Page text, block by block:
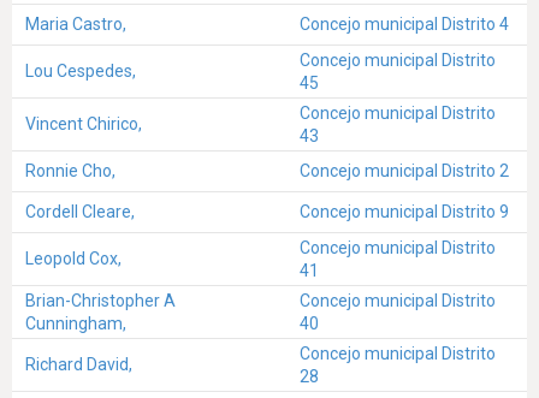
Maria Castro,
Concejo municipal Distrito 4
Lou Cespedes,
Concejo municipal Distrito
45
Vincent Chirico,
Concejo municipal Distrito
43
Ronnie Cho,
Concejo municipal Distrito 2
Cordell Cleare, Concejo municipal Distrito 9
Leopold Cox,
Concejo municipal Distrito
41
Brian-Christopher A
Cunningham,
Concejo municipal Distrito
40
Richard David,
Concejo municipal Distrito
28